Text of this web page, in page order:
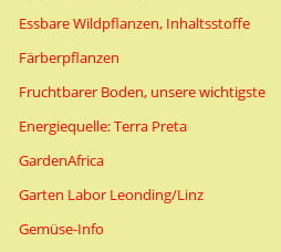
Essbare Wildpflanzen, Inhaltsstoffe
Färberpflanzen
Fruchtbarer Boden, unsere wichtigste
Energiequelle: Terra Preta
GardenAfrica
Garten Labor Leonding/Linz
Gemüse-Info